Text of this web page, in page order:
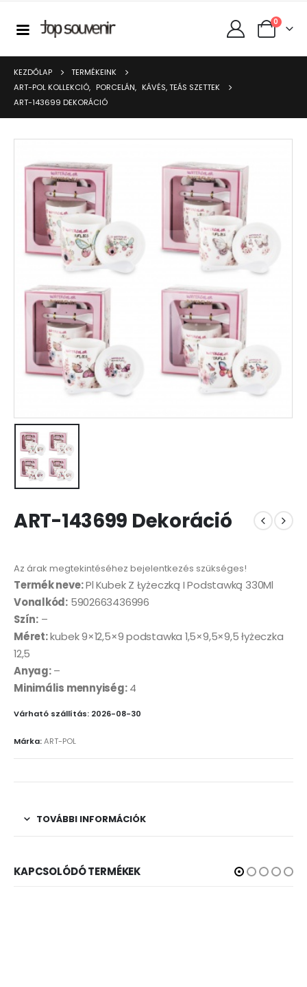
0
KEZDŐLAP
TERMÉKEINK
ART-POL KOLLEKCIÓ, PORCELÁN, KÁVÉS, TEÁS SZETTEK
ART-143699 DEKORÁCIÓ
ART-143699 Dekoráció
Az árak megtekintéséhez bejelentkezés szükséges!
Termék neve:Pl Kubek Z Łyżeczką I Podstawką 330Ml
Vonalkód: 5902663436996
Szín:–
Méret:kubek 9×12,5×9 podstawka 1,5×9,5×9,5 łyżeczka
12,5
Anyag:–
Minimális mennyiség:4
Várható szállítás: 2026-08-30
Márka:ART-POL
TOVÁBBI INFORMÁCIÓK
KAPCSOLÓDÓ TERMÉKEK